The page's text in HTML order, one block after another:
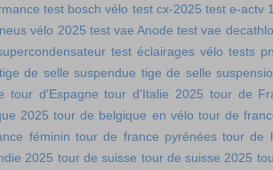
test bosch vélo test cx-2025 test e-actv
vélo 2025 test vae Anode test vae
test éclairages vélo tests
tige de selle suspendue tige de selle
tour d'Espagne tour d'Italie 2025 tour de
2025 tour de belgique en vélo tour de
féminin tour de france pyrénées tour de
2025 tour de suisse tour de suisse 2025